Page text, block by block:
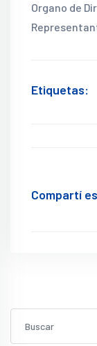
Organo de
Etiquetas:
Compartí